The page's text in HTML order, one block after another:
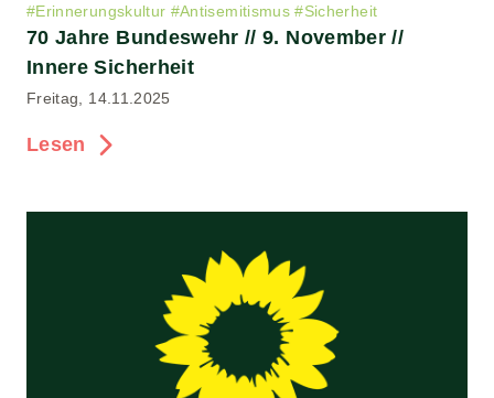
#Erinnerungskultur #Antisemitismus #Sicherheit
70 Jahre Bundeswehr // 9. November //
Innere Sicherheit
Freitag, 14.11.2025
Lesen